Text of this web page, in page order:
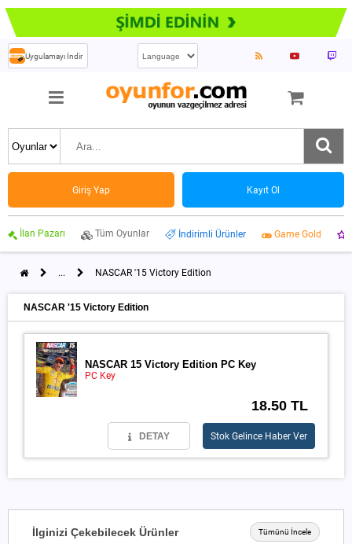
Uygulamayı İndir
Giriş Yap Kayıt Ol
İlan Pazarı Tüm Oyunlar İndirimli Ürünler Game Gold
... NASCAR '15 Victory Edition
NASCAR '15 Victory Edition
NASCAR 15 Victory Edition PC Key
PC Key
18.50 TL
DETAY Stok Gelince Haber Ver
İlginizi Çekebilecek Ürünler Tümünü İncele